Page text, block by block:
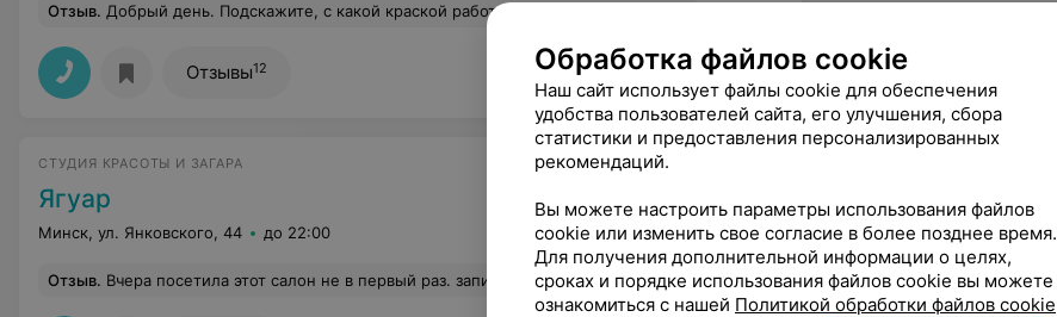
Отзыв. Добрый день. Подскажите, с какой краской работают ваши мастера?
Отзывы12
СТУДИЯ КРАСОТЫ И ЗАГАРА
Ягуар
Минск, ул. Янковского, 44 до 22:00
Отзыв. Вчера посетила этот салон не в первый раз. записалась на маникюр и долговременное покрытие, т.к. к своему постоянному мастеру не смогла попасть... мастер была Ирина, уже в начале работы я поняла, что опыта у нее нет вообще никакого, как оказалось этот "мастер" получил диплом неделю назад о прохождении курсов по маникюру, это меня возмутило сразу же.Удаляя кутикулу порезала пальцы, вся ее работа заняла 2.5 часа, качеством чего я естественно осталась недовольна!Но поразило то,что предоставляя услуги аппаратного маникюра в салоне нет даже пылесоса, гель лаки не самой лучшей фирмы, и я не видела как были обработаны приборы для работы!А мастер в открытую говорит, что пока набивает руку)Я была просто в шоке от такого обслуживания в "салоне красоты" как от мастера, так и от самого салона.Т.е. я приходя в салон отдаю за услугу полмиллиона для того,чтобы мастер набил руку, да еще и поранили. Никому не советую, отвратительное место! Еще
Обработка файлов cookie
Наш сайт использует файлы cookie для обеспечения
удобства пользователей сайта, его улучшения, сбора
статистики и предоставления персонализированных
рекомендаций.
Вы можете настроить параметры использования файлов
cookie или изменить свое согласие в более позднее время.
Для получения дополнительной информации о целях,
сроках и порядке использования файлов cookie вы можете
ознакомиться с нашей Политикой обработки файлов cookie